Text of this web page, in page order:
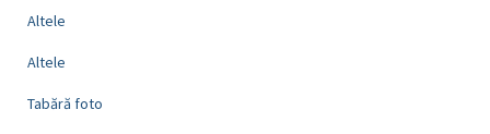
Altele
Altele
Tabără foto